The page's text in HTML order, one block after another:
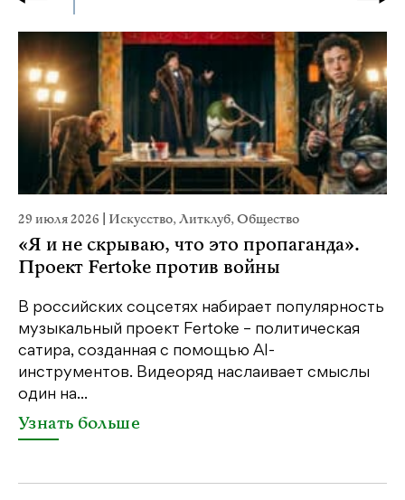
29 июля 2026 Искусство,Литклуб,Общество
«Я и не скрываю, что это пропаганда».
Проект Fertoke против войны
В российских соцсетях набирает популярность
музыкальный проект Fertoke – политическая
сатира, созданная с помощью AI-
инструментов. Видеоряд наслаивает смыслы
один на...
Узнать больше